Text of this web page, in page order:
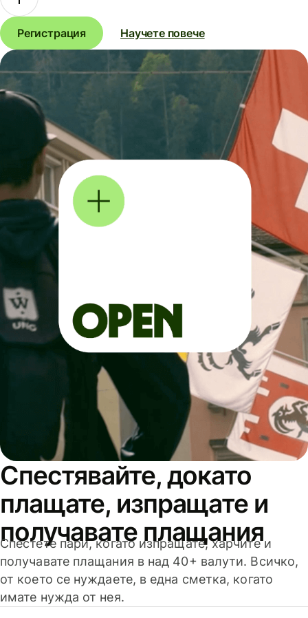
Регистрация Научете повече
Спестявайте, докато
плащате, изпращате и
получавате плащания
Спестете пари, когато изпращате, харчите и
получавате плащания в над 40+ валути. Всичко,
от което се нуждаете, в една сметка, когато
имате нужда от нея.